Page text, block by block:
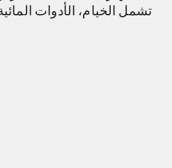
تشمل الخيام، الأدوات